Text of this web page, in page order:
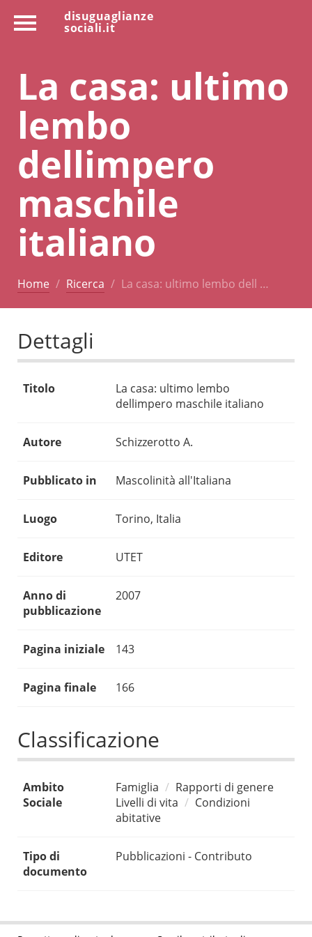
disuguaglianze
sociali.it
La casa: ultimo
lembo
dellimpero
maschile
italiano
Home Ricerca La casa: ultimo lembo dell …
Dettagli
Titolo
La casa: ultimo lembo
dellimpero maschile italiano
Autore Schizzerotto A.
Pubblicato in Mascolinità all'Italiana
Luogo Torino, Italia
Editore UTET
Anno di
pubblicazione
2007
Pagina iniziale 143
Pagina finale 166
Classificazione
Ambito
Sociale
Famiglia
Rapporti di genere
Livelli di vita
Condizioni
abitative
Tipo di
documento
Pubblicazioni - Contributo